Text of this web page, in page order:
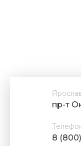
пр-т
8